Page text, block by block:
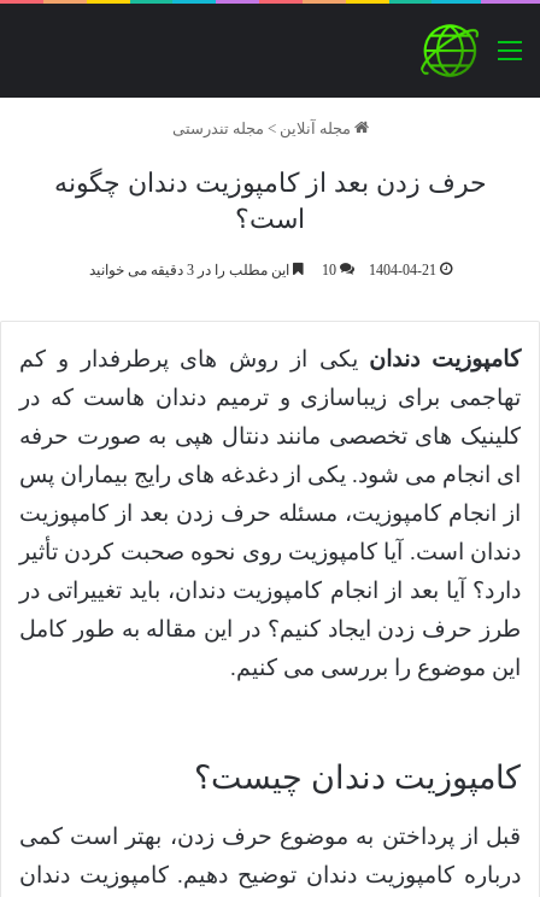
منو
مجله آنلاین > مجله تندرستی
حرف زدن بعد از کامپوزیت دندان چگونه
است؟
1404-04-21
10 این مطلب را در 3 دقیقه می خوانید
کامپوزیت دندان یکی از روش های پرطرفدار و کم
تهاجمی برای زیباسازی و ترمیم دندان هاست که در
کلینیک های تخصصی مانند دنتال هپی به صورت حرفه
ای انجام می شود. یکی از دغدغه های رایج بیماران پس
از انجام کامپوزیت، مسئله حرف زدن بعد از کامپوزیت
دندان است. آیا کامپوزیت روی نحوه صحبت کردن تأثیر
دارد؟ آیا بعد از انجام کامپوزیت دندان، باید تغییراتی در
طرز حرف زدن ایجاد کنیم؟ در این مقاله به طور کامل
این موضوع را بررسی می کنیم.
کامپوزیت دندان چیست؟
قبل از پرداختن به موضوع حرف زدن، بهتر است کمی
درباره کامپوزیت دندان توضیح دهیم. کامپوزیت دندان